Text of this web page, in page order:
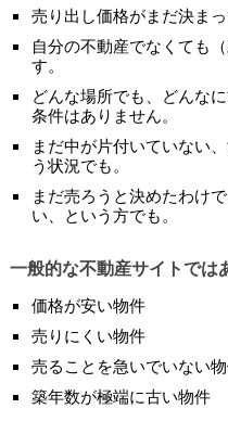
売り出し価格がまだ決ま
自分の不動産でなくても
す。
どんな場所でも、どんな
条件はありません。
まだ中が片付いていない
う状況でも。
まだ売ろうと決めたわけ
い、という方でも。
一般的な不動産サイトでは
価格が安い物件
売りにくい物件
売ることを急いでいない
築年数が極端に古い物件